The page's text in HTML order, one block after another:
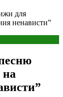
для
ненависти”